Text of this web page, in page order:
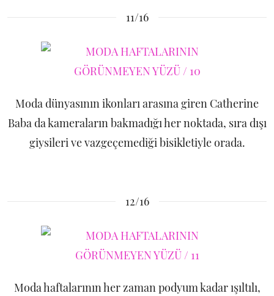
11/16
Moda dünyasının ikonları arasına giren Catherine
Baba da kameraların bakmadığı her noktada, sıra dışı
giysileri ve vazgeçemediği bisikletiyle orada.
12/16
Moda haftalarının her zaman podyum kadar ışıltılı,